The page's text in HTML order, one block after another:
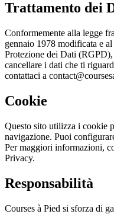
Trattamento dei
Conformemente alla legge
gennaio 1978 modificata e
Protezione dei Dati
cancellare i dati che ti
contattaci a
Cookie
Questo sito utilizza i cookie
navigazione. Puoi
Per maggiori informazioni,
Privacy.
Responsabilità
Courses à Pied si sforza di